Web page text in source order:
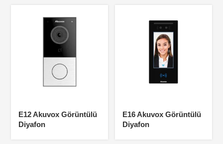
E12 Akuvox Görüntülü
Diyafon
E16 Akuvox Görüntülü
Diyafon